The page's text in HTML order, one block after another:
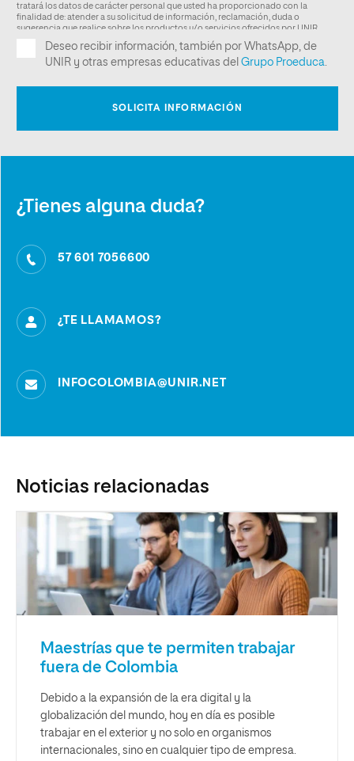
¿Tienes alguna duda?
57 601 7056600
¿TE LLAMAMOS?
INFOCOLOMBIA@UNIR.NET
Noticias relacionadas
Maestrías que te permiten trabajar
fuera de Colombia
Debido a la expansión de la era digital y la
globalización del mundo, hoy en día es posible
trabajar en el exterior y no solo en organismos
internacionales, sino en cualquier tipo de empresa.